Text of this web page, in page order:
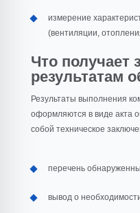
измерение
(вентиляции,
Что получает
результатам
Результаты выполнения
оформляются в виде акта
собой техническое
перечень
вывод о